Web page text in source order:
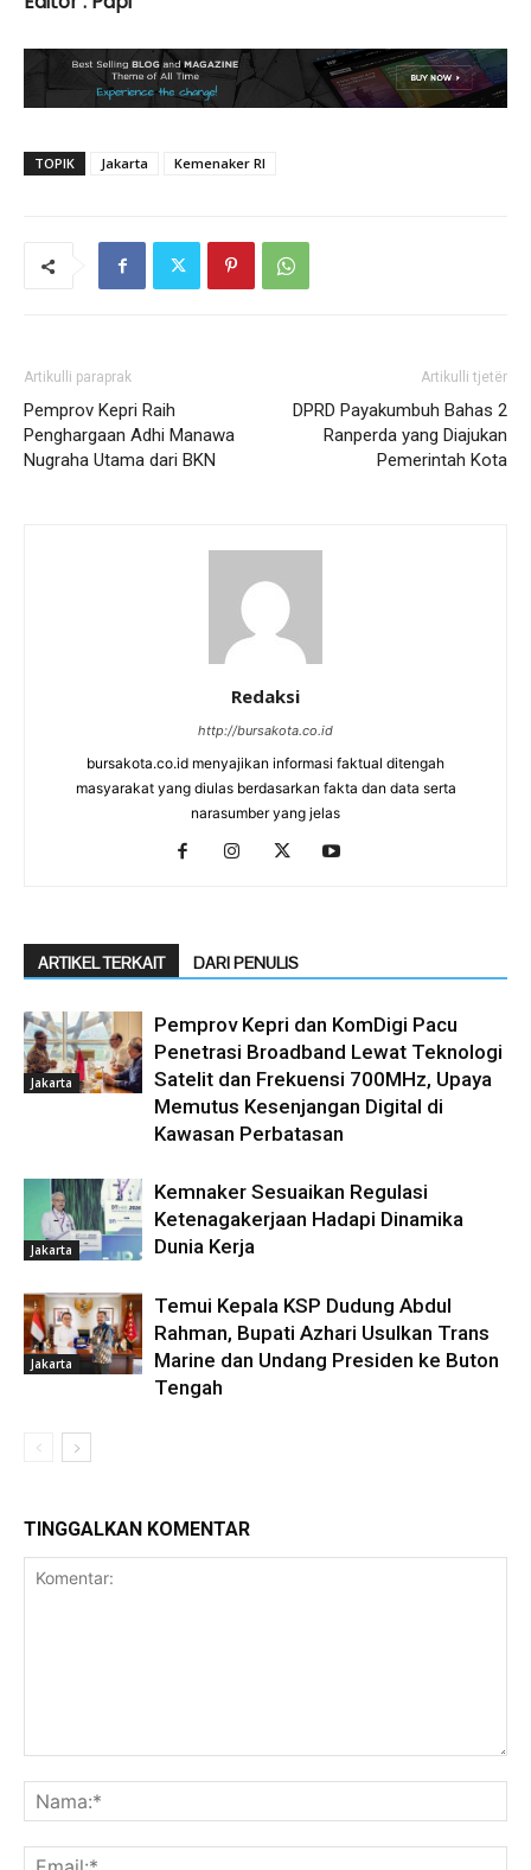
TOPIK Jakarta Kemenaker RI
Artikulli paraprak
Pemprov Kepri Raih
Penghargaan Adhi Manawa
Nugraha Utama dari BKN
Artikulli tjetër
DPRD Payakumbuh Bahas 2
Ranperda yang Diajukan
Pemerintah Kota
Redaksi
http://bursakota.co.id
bursakota.co.id menyajikan informasi faktual ditengah
masyarakat yang diulas berdasarkan fakta dan data serta
narasumber yang jelas
ARTIKEL TERKAIT DARI PENULIS
Jakarta
Pemprov Kepri dan KomDigi Pacu
Penetrasi Broadband Lewat Teknologi
Satelit dan Frekuensi 700MHz, Upaya
Memutus Kesenjangan Digital di
Kawasan Perbatasan
Jakarta
Kemnaker Sesuaikan Regulasi
Ketenagakerjaan Hadapi Dinamika
Dunia Kerja
Jakarta
Temui Kepala KSP Dudung Abdul
Rahman, Bupati Azhari Usulkan Trans
Marine dan Undang Presiden ke Buton
Tengah
TINGGALKAN KOMENTAR